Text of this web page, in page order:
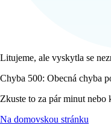
Litujeme, ale vyskytla se
Chyba 500: Obecná chyba
Zkuste to za pár minut nebo
Na domovskou stránku